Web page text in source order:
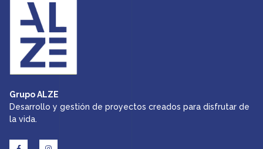
Grupo ALZE
Desarrollo y gestión de proyectos creados para disfrutar de
la vida​.